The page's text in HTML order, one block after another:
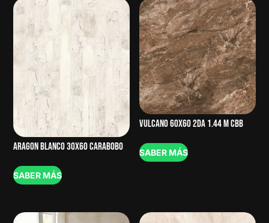
ARAGON BLANCO 30X60 CARABOBO
SABER MÁS
VULCANO 60X60 2DA 1.44 M CBB
SABER MÁS